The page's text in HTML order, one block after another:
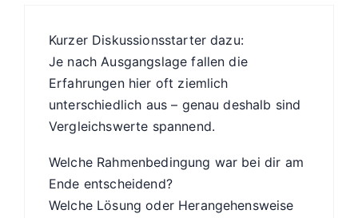
Kurzer Diskussionsstarter dazu:
Je nach Ausgangslage fallen die
Erfahrungen hier oft ziemlich
unterschiedlich aus – genau deshalb sind
Vergleichswerte spannend.
Welche Rahmenbedingung war bei dir am
Ende entscheidend?
Welche Lösung oder Herangehensweise